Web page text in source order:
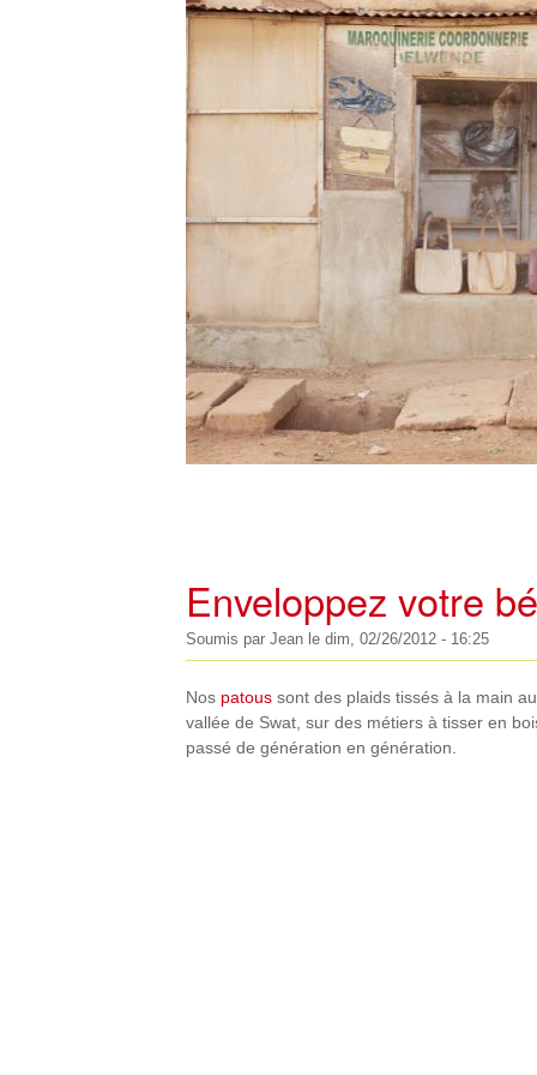
Enveloppez votre
Soumis parJean ledim, 02/26/2012 - 16:25
Nos patous sont des plaids tissés à la main
vallée de Swat, sur des métiers à tisser en
passé de génération en génération.